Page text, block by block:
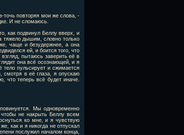
точь повторяя мои же слова, -
И не сломаюсь.
как подвинул Беллу вверх, и
тяжело дышим, словно только
чаще и безудержнее, а она
ей, и боится того, что
пытаюсь заверить её в
она всё осознающей, и я
пульсирует и сжимается
смотря в её глаза, я опускаю
что теперь всё будет иначе.
Мы одновременно
не накрыть Беллу всем
ко мне, и я чувствую
как и я никогда не отпускал
послужил началом конца,